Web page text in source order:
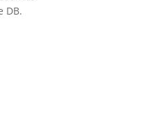
noturna segura e